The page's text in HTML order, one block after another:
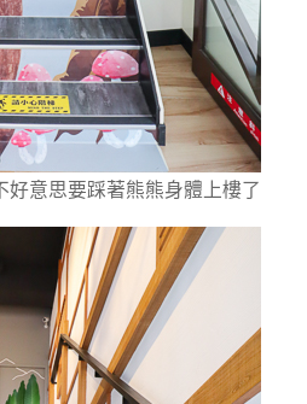
意思要踩著熊熊身體上樓了